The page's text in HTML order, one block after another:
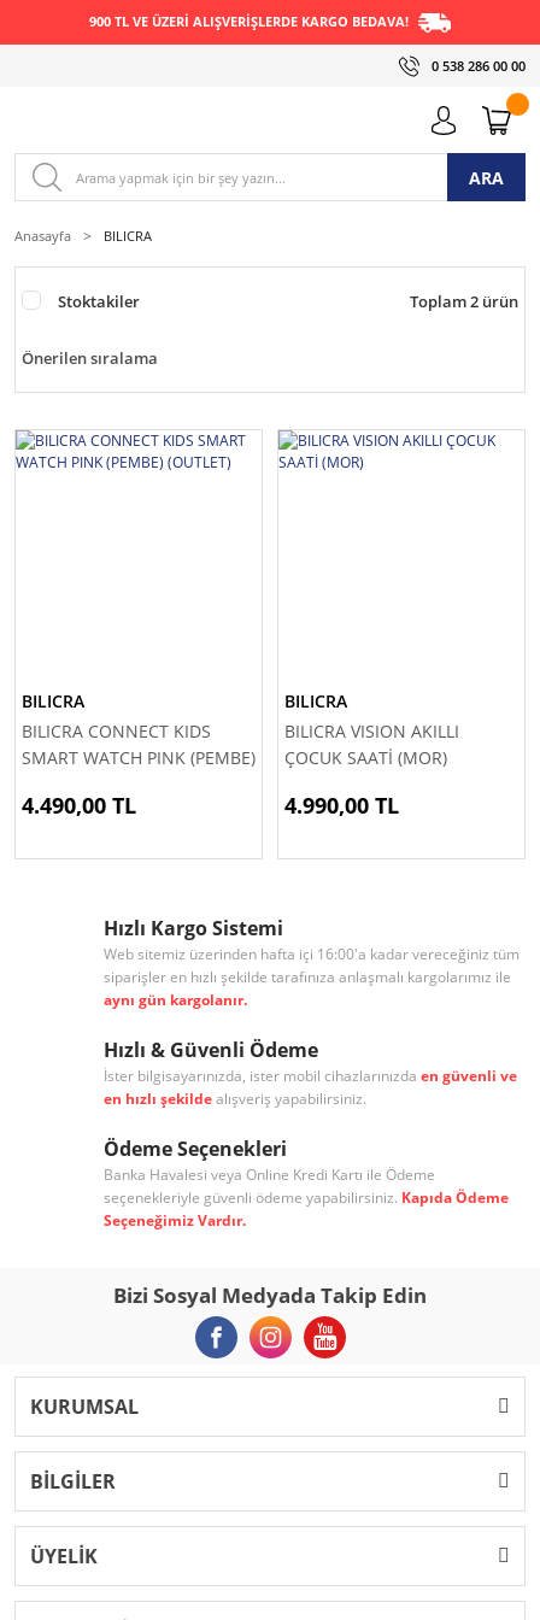
900 TL VE ÜZERİ ALIŞVERİŞLERDE KARGO BEDAVA!
0 538 286 00 00
ARA
Anasayfa BILICRA
Stoktakiler Toplam 2 ürün
BILICRA
BILICRA CONNECT KIDS
SMART WATCH PINK (PEMBE)
4.490,00 TL
BILICRA
BILICRA VISION AKILLI
ÇOCUK SAATİ (MOR)
4.990,00 TL
Hızlı Kargo Sistemi
Web sitemiz üzerinden hafta içi 16:00'a kadar vereceğiniz tüm
siparişler en hızlı şekilde tarafınıza anlaşmalı kargolarımız ile
aynı gün kargolanır.
Hızlı & Güvenli Ödeme
İster bilgisayarınızda, ister mobil cihazlarınızda en güvenli ve
en hızlı şekildealışveriş yapabilirsiniz.
Ödeme Seçenekleri
Banka Havalesi veya Online Kredi Kartı ile Ödeme
seçenekleriyle güvenli ödeme yapabilirsiniz. Kapıda Ödeme
Seçeneğimiz Vardır.
Bizi Sosyal Medyada Takip Edin
KURUMSAL
BİLGİLER
ÜYELİK